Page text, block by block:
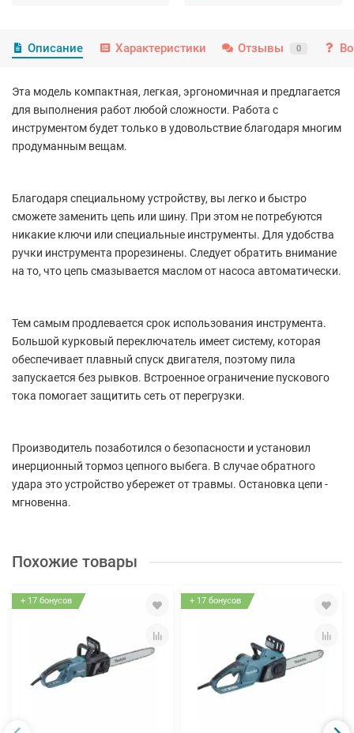
Описание Характеристики Отзывы 0
Эта модель компактная, легкая, эргономичная и предлагается
для выполнения работ любой сложности. Работа с
инструментом будет только в удовольствие благодаря многим
продуманным вещам.
Благодаря специальному устройству, вы легко и быстро
сможете заменить цепь или шину. При этом не потребуются
никакие ключи или специальные инструменты. Для удобства
ручки инструмента прорезинены. Следует обратить внимание
на то, что цепь смазывается маслом от насоса автоматически.
Тем самым продлевается срок использования инструмента.
Большой курковый переключатель имеет систему, которая
обеспечивает плавный спуск двигателя, поэтому пила
запускается без рывков. Встроенное ограничение пускового
тока помогает защитить сеть от перегрузки.
Производитель позаботился о безопасности и установил
инерционный тормоз цепного выбега. В случае обратного
удара это устройство убережет от травмы. Остановка цепи -
мгновенна.
Похожие товары
+ 17 бонусов + 17 бонусов